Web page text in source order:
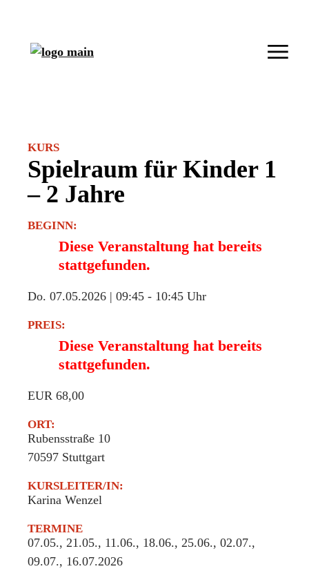
KURS
Spielraum für Kinder 1
– 2 Jahre
BEGINN:
Diese Veranstaltung hat bereits
stattgefunden.
Do. 07.05.2026 | 09:45 - 10:45 Uhr
PREIS:
Diese Veranstaltung hat bereits
stattgefunden.
EUR 68,00
ORT:
Rubensstraße 10
70597 Stuttgart
KURSLEITER/IN:
Karina Wenzel
TERMINE
07.05., 21.05., 11.06., 18.06., 25.06., 02.07.,
09.07., 16.07.2026